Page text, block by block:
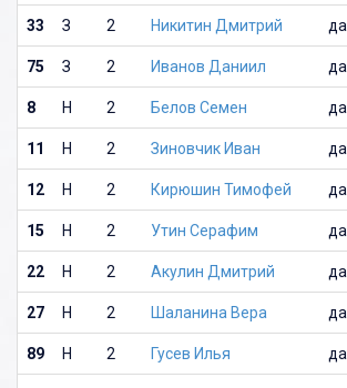
33 З 2 Никитин Дмитрий да
75 З 2 Иванов Даниил да
8 Н 2 Белов Семен да
11 Н 2 Зиновчик Иван да
12 Н 2 Кирюшин Тимофей да
15 Н 2 Утин Серафим да
22 Н 2 Акулин Дмитрий да
27 Н 2 Шаланина Вера да
89 Н 2 Гусев Илья да